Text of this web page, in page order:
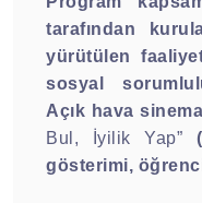
tarafından
yürütülen
sosyal
Açık hava
Bul, İyilik Yap”
gösterimi,